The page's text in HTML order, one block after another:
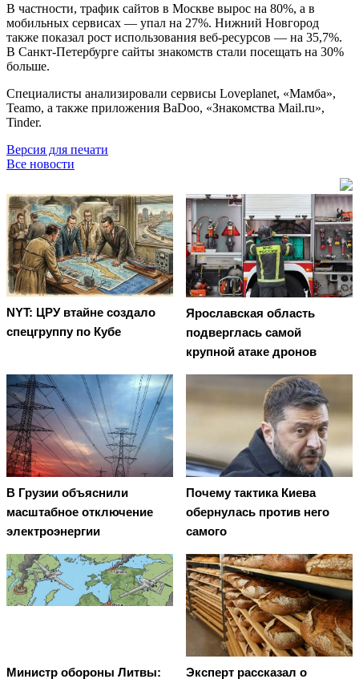
В частности, трафик сайтов в Москве вырос на 80%, а в
мобильных сервисах — упал на 27%. Нижний Новгород
также показал рост использования веб-ресурсов — на 35,7%.
В Санкт-Петербурге сайты знакомств стали посещать на 30%
больше.
Специалисты анализировали сервисы Loveplanet, «Мамба»,
Teamo, а также приложения BaDoo, «Знакомства Mail.ru»,
Tinder.
Версия для печати
Все новости
NYT: ЦРУ втайне создало
спецгруппу по Кубе
Ярославская область
подверглась самой
крупной атаке дронов
В Грузии объяснили
масштабное отключение
электроэнергии
Почему тактика Киева
обернулась против него
самого
Министр обороны Литвы: Эксперт рассказал о